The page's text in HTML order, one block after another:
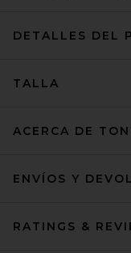
Converse Chuck
$46
$65
DETALLES DEL
TALLA
ACERCA DE
ENVÍOS Y
RATINGS &